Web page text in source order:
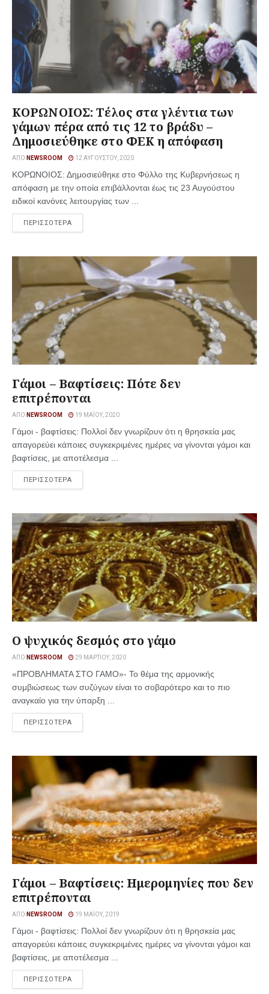
ΚΟΡΩΝΟΙΟΣ: Τέλος στα γλέντια των
γάμων πέρα από τις 12 το βράδυ –
Δημοσιεύθηκε στο ΦΕΚ η απόφαση
ΑΠΌ NEWSROOM 12 ΑΥΓΟΎΣΤΟΥ, 2020
ΚΟΡΩΝΟΙΟΣ: Δημοσιεύθηκε στο Φύλλο της Κυβερνήσεως η
απόφαση με την οποία επιβάλλονται έως τις 23 Αυγούστου
ειδικοί κανόνες λειτουργίας των ...
ΠΕΡΙΣΣΟΤΕΡΑ
Γάμοι – Βαφτίσεις: Πότε δεν
επιτρέπονται
ΑΠΌ NEWSROOM 19 ΜΑΪ́ΟΥ, 2020
Γάμοι - βαφτίσεις: Πολλοί δεν γνωρίζουν ότι η θρησκεία μας
απαγορεύει κάποιες συγκεκριμένες ημέρες να γίνονται γάμοι και
βαφτίσεις, με αποτέλεσμα ...
ΠΕΡΙΣΣΟΤΕΡΑ
Ο ψυχικός δεσμός στο γάμο
ΑΠΌ NEWSROOM 29 ΜΑΡΤΊΟΥ, 2020
«ΠΡΟΒΛΗΜΑΤΑ ΣΤΟ ΓΑΜΟ»- Το θέμα της αρμονικής
συμβιώσεως των συζύγων είναι το σοβαρότερο και το πιο
αναγκαίο για την ύπαρξη ...
ΠΕΡΙΣΣΟΤΕΡΑ
Γάμοι – Βαφτίσεις: Ημερομηνίες που δεν
επιτρέπονται
ΑΠΌ NEWSROOM 19 ΜΑΪ́ΟΥ, 2019
Γάμοι - βαφτίσεις: Πολλοί δεν γνωρίζουν ότι η θρησκεία μας
απαγορεύει κάποιες συγκεκριμένες ημέρες να γίνονται γάμοι και
βαφτίσεις, με αποτέλεσμα ...
ΠΕΡΙΣΣΟΤΕΡΑ